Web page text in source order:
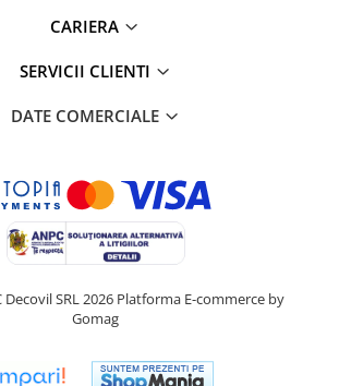
CARIERA
SERVICII CLIENTI
DATE COMERCIALE
SRL 2026 Platforma E-commerce by
Gomag